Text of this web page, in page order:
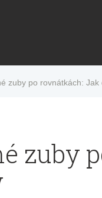
zuby po rovnátkách:
zuby